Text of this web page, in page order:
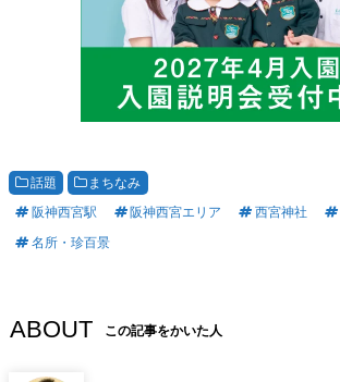
話題
まちなみ
阪神西宮駅
阪神西宮エリア 西宮神社
名所・珍百景
ABOUT この記事をかいた人